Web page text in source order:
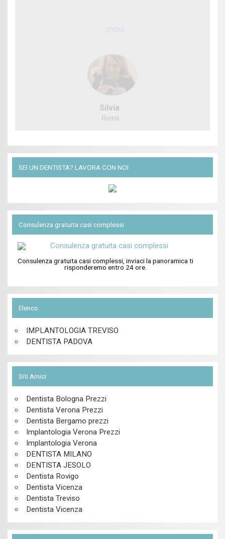
...more
Silvia
Roma
SEI UN DENTISTA? LAVORA CON NOI
Consulenza gratuita casi complessi
Consulenza gratuita casi complessi, inviaci la panoramica ti
risponderemo entro 24 ore.
Elenco
IMPLANTOLOGIA TREVISO
DENTISTA PADOVA
Siti Amici
Dentista Bologna Prezzi
Dentista Verona Prezzi
Dentista Bergamo prezzi
Implantologia Verona Prezzi
Implantologia Verona
DENTISTA MILANO
DENTISTA JESOLO
Dentista Rovigo
Dentista Vicenza
Dentista Treviso
Dentista Vicenza